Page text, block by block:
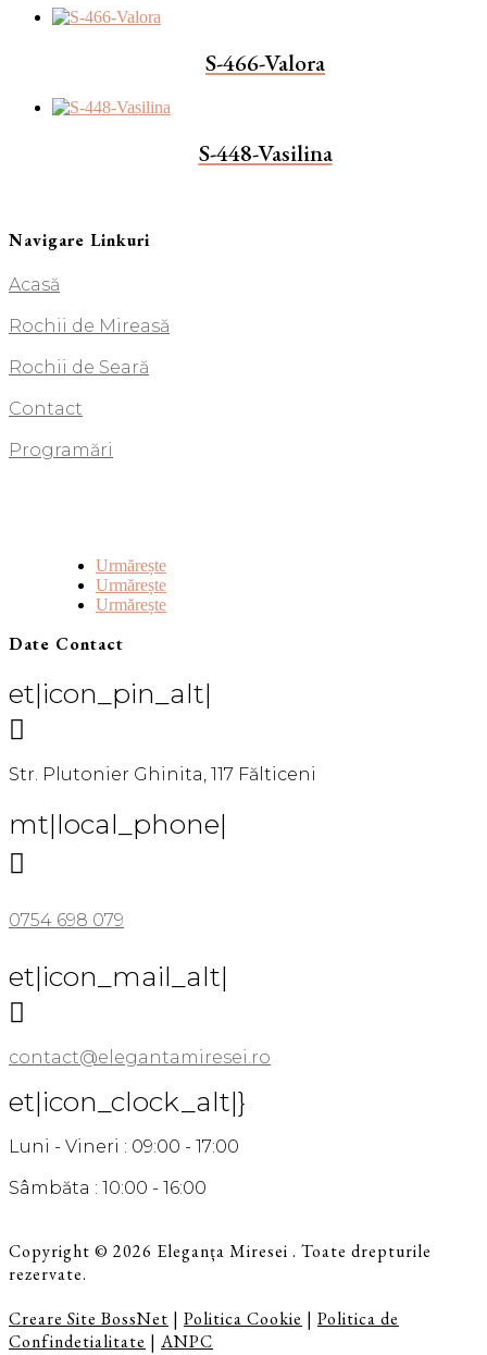
S-466-Valora
S-448-Vasilina
Navigare Linkuri
Acasă
Rochii de Mireasă
Rochii de Seară
Contact
Programări
Urmărește
Urmărește
Urmărește
Date Contact
et|icon_pin_alt|

Str. Plutonier Ghinita, 117 Fălticeni
mt|local_phone|

0754 698 079
et|icon_mail_alt|

contact@elegantamiresei.ro
et|icon_clock_alt|}
Luni - Vineri : 09:00 - 17:00
Sâmbăta : 10:00 - 16:00
Copyright © 2026 Eleganța Miresei . Toate drepturile
rezervate.
Creare Site BossNet | Politica Cookie | Politica de
Confindetialitate | ANPC